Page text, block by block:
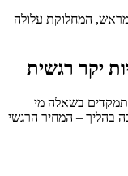
המחלוקת עלולה
יקר רגשית
בשאלה מי
בהליך – המחיר הרגשי